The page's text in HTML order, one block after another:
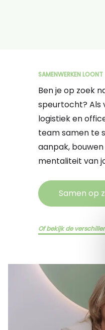
SAMENWERKEN LOONT
Ben je op zoek
speurtocht? Als
logistiek en
team samen te
aanpak,
mentaliteit van
Samen op
Of bekijk de